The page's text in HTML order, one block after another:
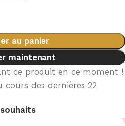
au panier
maintenant
ce produit en ce moment !
cours des dernières 22